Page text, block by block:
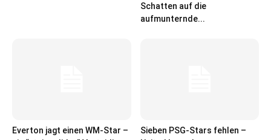
Schatten auf die
aufmunternde...
Everton jagt einen WM-Star –
Sieben PSG-Stars fehlen –